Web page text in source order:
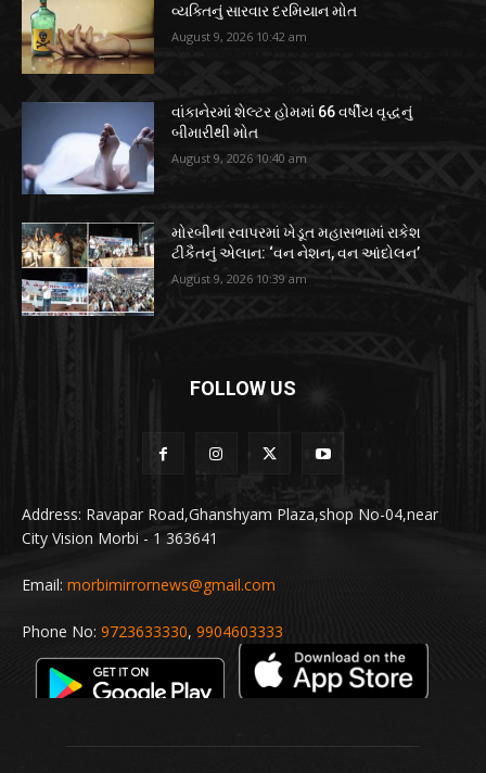
વ્યક્તિનું સારવાર દરમિયાન મોત
August 9, 2026 10:42 am
વાંકાનેરમાં શેલ્ટર હોમમાં 66 વર્ષીય વૃદ્ધનું
બીમારીથી મોત
August 9, 2026 10:40 am
મોરબીના રવાપરમાં ખેડૂત મહાસભામાં રાકેશ
ટીકૈતનું એલાન: ‘વન નેશન, વન આંદોલન’
August 9, 2026 10:39 am
FOLLOW US
Address: Ravapar Road,Ghanshyam Plaza,shop No-04,near
City Vision Morbi - 1 363641
Email: morbimirrornews@gmail.com
Phone No: 9723633330, 9904603333